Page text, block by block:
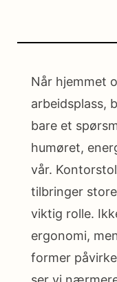
Når hjemmet
arbeidsplass,
bare et
humøret,
vår.
tilbringer
viktig rolle.
ergonomi,
former